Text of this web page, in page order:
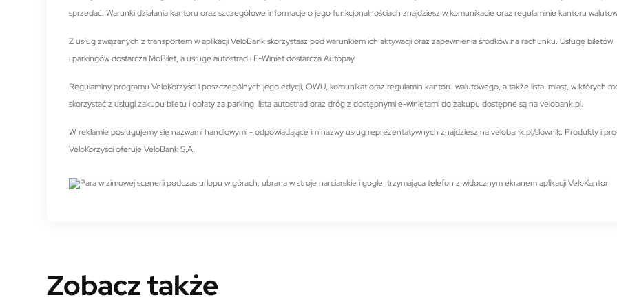
sprzedać. Warunki działania kantoru oraz szczegółowe informacje o jego funkcjonalnościach znajdziesz w komunikacie oraz regulaminie kantoru
Z usług związanych z transportem w aplikacji VeloBank skorzystasz pod warunkiem ich aktywacji oraz zapewnienia środków na rachunku. Usługę biletów
i parkingów dostarcza MoBilet, a usługę autostrad i E-Winiet dostarcza Autopay.
Regulaminy programu VeloKorzyści i poszczególnych jego edycji, OWU, komunikat oraz regulamin kantoru walutowego, a także lista miast, w których
skorzystać z usługi zakupu biletu i opłaty za parking, lista autostrad oraz dróg z dostępnymi e-winietami do zakupu dostępne są na velobank.pl.
W reklamie posługujemy się nazwami handlowymi - odpowiadające im nazwy usług reprezentatywnych znajdziesz na velobank.pl/slownik. Produkty i
VeloKorzyści oferuje VeloBank S.A.
Zobacz także